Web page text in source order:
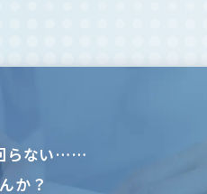
らない……
か？